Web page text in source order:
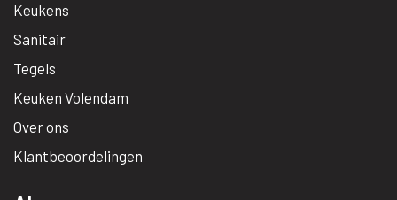
Keukens
Sanitair
Tegels
Keuken Volendam
Over ons
Klantbeoordelingen